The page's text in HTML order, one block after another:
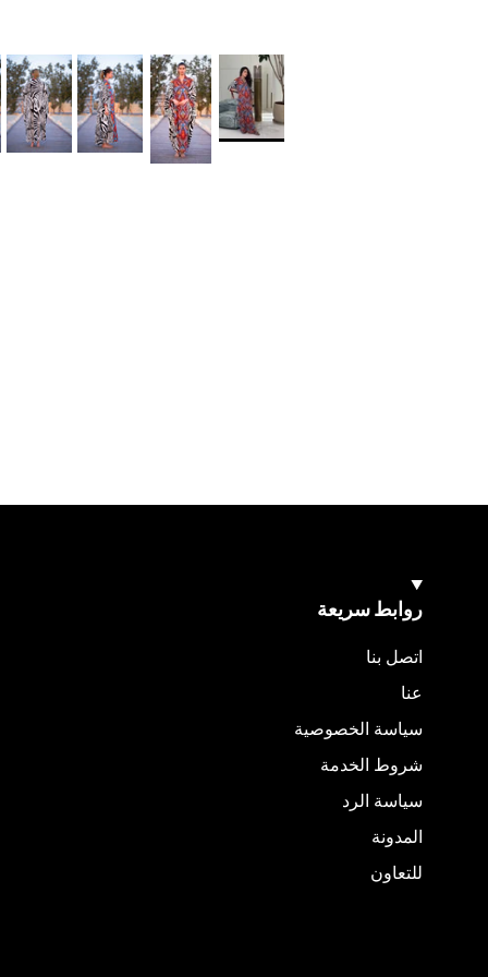
روابط سريعة
اتصل بنا
عنا
سياسة الخصوصية
شروط الخدمة
سياسة الرد
المدونة
للتعاون